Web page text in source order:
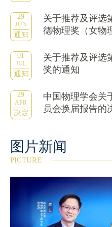
29
JUN
通知
关于推荐及评选
德物理奖（女物
01
JUL
通知
关于推荐及评选
奖的通知
29
APR
决定
中国物理学会关
员会换届报告的
图片新闻
PICTURE